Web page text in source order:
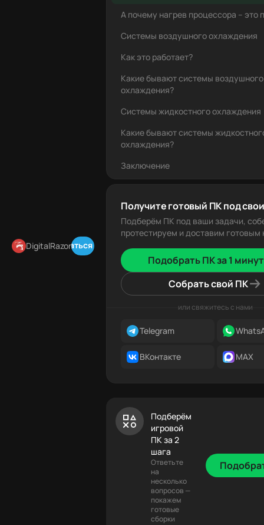
DigitalRazor
Подписаться в Telegram
А почему нагрев процессора – это
Системы воздушного охлаждения
Как это работает?
Какие бывают системы воздушного
охлаждения?
Системы жидкостного
Какие бывают системы
охлаждения?
Заключение
Получите готовый ПК под
Подберём ПК под ваши задачи,
протестируем и доставим готовым
Подобрать ПК за 1
Собрать свой ПК
или свяжитесь с нами
Telegram
ВКонтакте MAX
Подберём
игровой
ПК за 2
шага
Ответьте
на
несколько
вопросов —
покажем
готовые
сборки